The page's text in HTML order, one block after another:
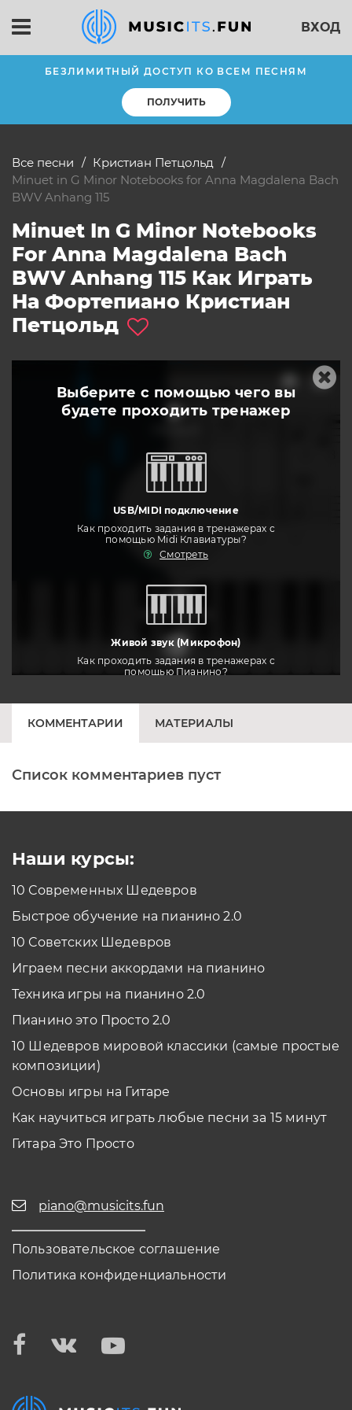
ВХОД
БЕЗЛИМИТНЫЙ ДОСТУП КО ВСЕМ ПЕСНЯМ
ПОЛУЧИТЬ
Все песни
Кристиан Петцольд
Minuet in G Minor Notebooks for Anna Magdalena Bach
BWV Anhang 115
Minuet In G Minor Notebooks
For Anna Magdalena Bach
BWV Anhang 115 Как Играть
На Фортепиано Кристиан
Петцольд
Выберите с помощью чего вы
будете проходить тренажер
USB/MIDI подключение
Как проходить задания в тренажерах с
помощью Midi Клавиатуры?
Смотреть
Живой звук (Микрофон)
Как проходить задания в тренажерах с
помощью Пианино?
Печатная клавиатура
Как проходить задания в тренажерах с
помощью Планшета/телефона?
тренировать
КОММЕНТАРИИ МАТЕРИАЛЫ
Список комментариев пуст
Наши курсы:
10 Современных Шедевров
Быстрое обучение на пианино 2.0
10 Советских Шедевров
Играем песни аккордами на пианино
Техника игры на пианино 2.0
Пианино это Просто 2.0
10 Шедевров мировой классики (самые простые
композиции)
Основы игры на Гитаре
Как научиться играть любые песни за 15 минут
Гитара Это Просто
piano@musicits.fun
Пользовательское соглашение
Политика конфиденциальности